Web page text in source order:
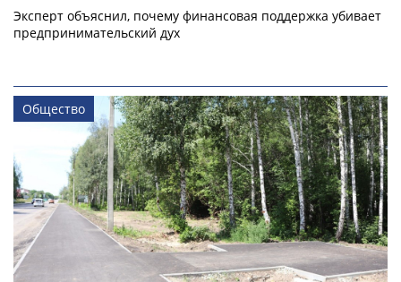
Эксперт объяснил, почему финансовая поддержка убивает
предпринимательский дух
Общество